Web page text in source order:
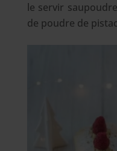
le servir
de poudre de